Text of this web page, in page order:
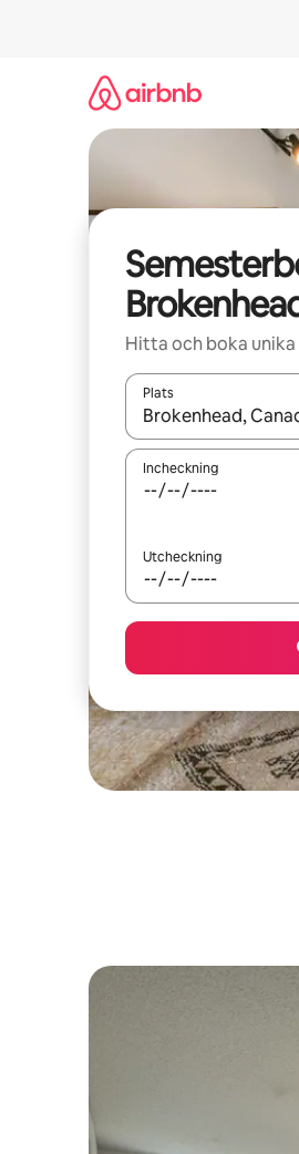
Hitta och boka
Plats
När resultaten är
Incheckning
Utcheckning